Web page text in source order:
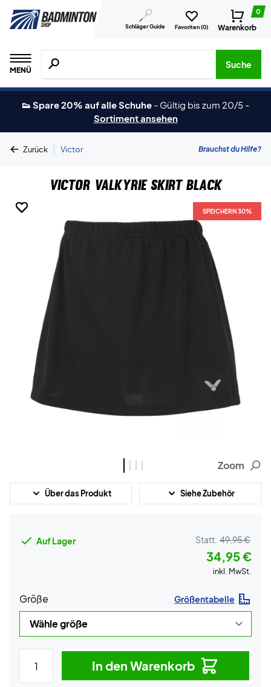
Schläger Guide Favoriten (0)
0
Warenkorb
MENÜ
Suche nach Produkten, Marken usw.
Suche
👟 Spare 20% auf alle Schuhe - Gültig bis zum 20/5 -
Sortiment ansehen
Zurück | Victor Brauchst du Hilfe?
Victor Valkyrie Skirt Black
SPEICHERN 30%
SPEICHERN 30%
SPEICHERN 30%
SPEICHERN 30%
Zoom
Über das Produkt Siehe Zubehör
Auf Lager Statt: 49,95 €
34,95 €
inkl. MwSt.
Größe Größentabelle
In den Warenkorb